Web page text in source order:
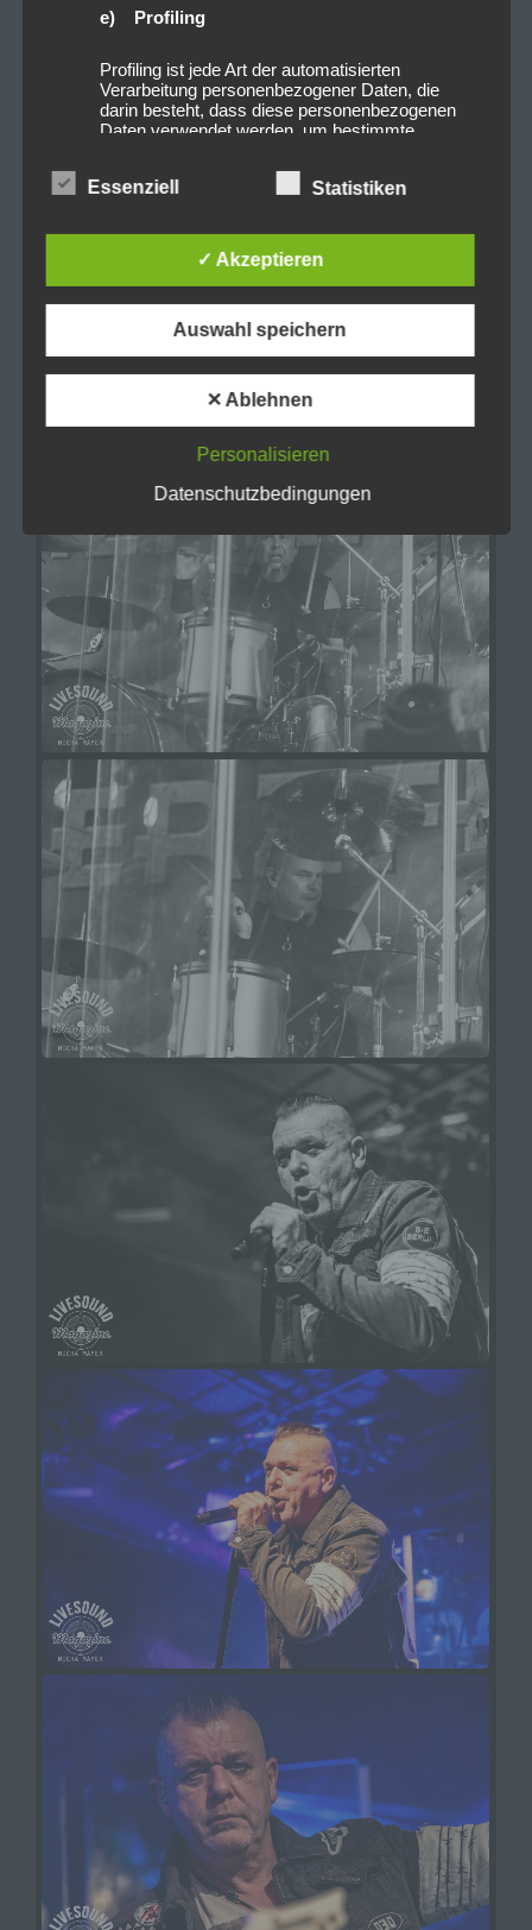
e) Profiling
Profiling ist jede Art der automatisierten
Verarbeitung personenbezogener Daten, die
darin besteht, dass diese personenbezogenen
Daten verwendet werden, um bestimmte
Person beziehen, zu bewerten, insbesondere,
um Aspekte bezüglich Arbeitsleistung,
Vorlieben, Interessen, Zuverlässigkeit, Verhalten,
Aufenthaltsort oder Ortswechsel dieser
natürlichen Person zu analysieren oder
vorherzusagen.
welche die personenbezogenen Daten ohne
mehr einer spezifischen betroffenen Person
zusätzlichen Informationen gesondert aufbewahrt
werden und technischen und organisatorischen
Maßnahmen unterliegen, die gewährleisten, dass
die personenbezogenen Daten nicht einer
identifizierten oder identifizierbaren natürlichen
Person zugewiesen werden.
g) Verantwortlicher oder für die
Verarbeitung Verantwortlicher
Verantwortlicher oder für die Verarbeitung
Verantwortlicher ist die natürliche oder juristische
Person, Behörde, Einrichtung oder andere Stelle,
die allein oder gemeinsam mit anderen über die
Zwecke und Mittel der Verarbeitung von
personenbezogenen Daten entscheidet. Sind die
Zwecke und Mittel dieser Verarbeitung durch das
Unionsrecht oder das Recht der Mitgliedstaaten
vorgegeben, so kann der Verantwortliche
beziehungsweise können die bestimmten
Kriterien seiner Benennung nach dem
Unionsrecht oder dem Recht der Mitgliedstaaten
vorgesehen werden.
h) Auftragsverarbeiter
Auftragsverarbeiter ist eine natürliche oder
juristische Person, Behörde, Einrichtung oder
andere Stelle, die personenbezogene Daten im
Auftrag des Verantwortlichen verarbeitet.
Empfänger ist eine natürliche oder juristische
Person, Behörde, Einrichtung oder andere Stelle,
der personenbezogene Daten offengelegt
werden, unabhängig davon, ob es sich bei ihr um
einen Dritten handelt oder nicht. Behörden, die im
Rahmen eines bestimmten
Untersuchungsauftrags nach dem Unionsrecht
oder dem Recht der Mitgliedstaaten
möglicherweise personenbezogene Daten
erhalten, gelten jedoch nicht als Empfänger.
Dritter ist eine natürliche oder juristische Person,
Behörde, Einrichtung oder andere Stelle außer
dem Auftragsverarbeiter und den Personen, die
unter der unmittelbaren Verantwortung des
Verantwortlichen oder des Auftragsverarbeiters
befugt sind, die personenbezogenen Daten zu
verarbeiten.
k) Einwilligung
Einwilligung ist jede von der betroffenen Person
Essenziell Statistiken
✓ Akzeptieren
Auswahl speichern
✕ Ablehnen
Personalisieren
Datenschutzbedingungen